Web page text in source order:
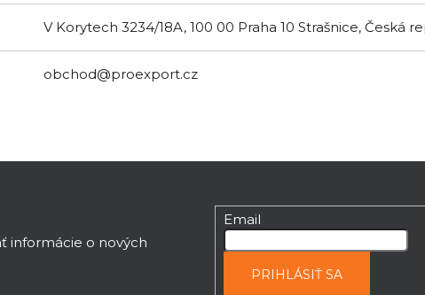
V Korytech 3234/18A, 100 00 Praha 10 Strašnice, Česká
obchod@proexport.cz
informácie o nových
Email
PRIHLÁSIŤ SA